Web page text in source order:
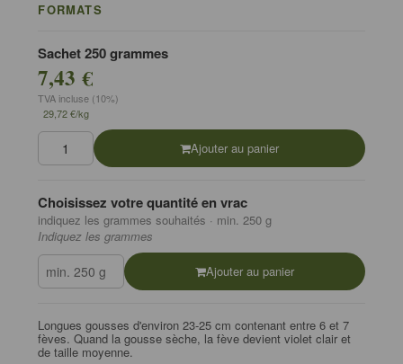
FORMATS
Sachet 250 grammes
7,43 €
TVA incluse (10%)
29,72 €/kg
Ajouter au panier
Choisissez votre quantité en vrac
indiquez les grammes souhaités · min. 250 g
Indiquez les grammes
Ajouter au panier
Longues gousses d'environ 23-25 cm contenant entre 6 et 7
fèves. Quand la gousse sèche, la fève devient violet clair et
de taille moyenne.